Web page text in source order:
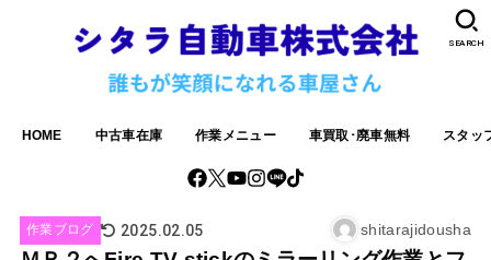
HOME 中古車在庫 作業メニュー 車買取･廃車無料 スタッ
SEARCH
作業ブログ 2025.02.05 shitarajidousha